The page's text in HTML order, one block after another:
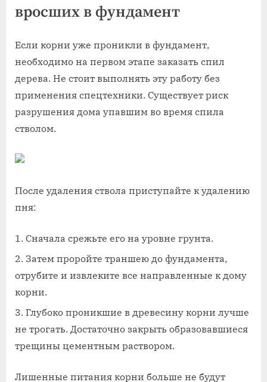
вросших в фундамент
Если корни уже проникли в фундамент,
необходимо на первом этапе заказать спил
дерева. Не стоит выполнять эту работу без
применения спецтехники. Существует риск
разрушения дома упавшим во время спила
стволом.
После удаления ствола приступайте к удалению
пня:
Сначала срежьте его на уровне грунта.
Затем проройте траншею до фундамента,
отрубите и извлеките все направленные к дому
корни.
Глубоко проникшие в древесину корни лучше
не трогать. Достаточно закрыть образовавшиеся
трещины цементным раствором.
Лишенные питания корни больше не будут